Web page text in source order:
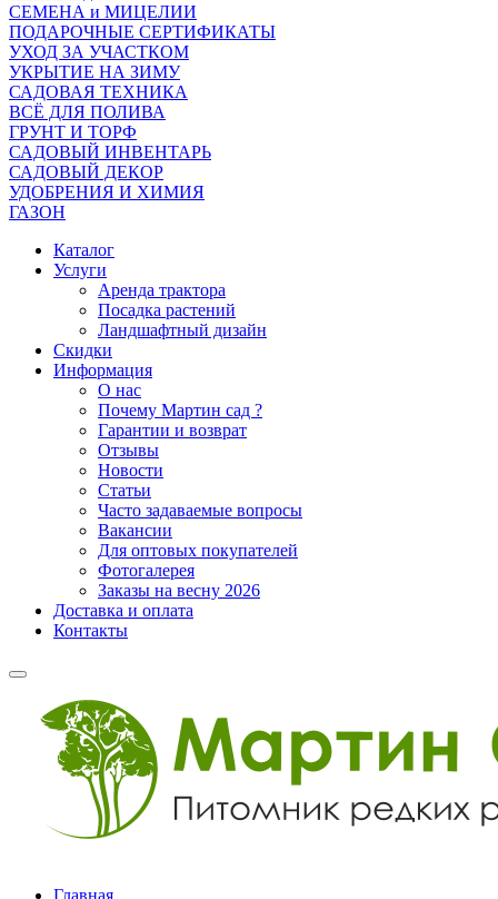
СЕМЕНА и МИЦЕЛИИ
ПОДАРОЧНЫЕ СЕРТИФИКАТЫ
УХОД ЗА УЧАСТКОМ
УКРЫТИЕ НА ЗИМУ
САДОВАЯ ТЕХНИКА
ВСЁ ДЛЯ ПОЛИВА
ГРУНТ И ТОРФ
САДОВЫЙ ИНВЕНТАРЬ
САДОВЫЙ ДЕКОР
УДОБРЕНИЯ И ХИМИЯ
ГАЗОН
Каталог
Услуги
Аренда трактора
Посадка растений
Ландшафтный дизайн
Скидки
Информация
О нас
Почему Мартин сад ?
Гарантии и возврат
Отзывы
Новости
Статьи
Часто задаваемые вопросы
Вакансии
Для оптовых покупателей
Фотогалерея
Заказы на весну 2026
Доставка и оплата
Контакты
Главная